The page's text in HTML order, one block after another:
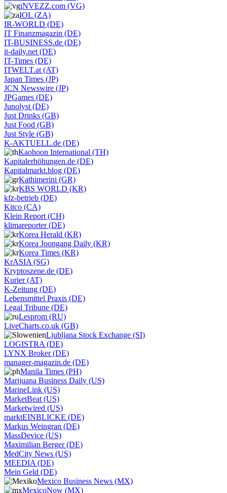
iNVEZZ.com (VG)
IOL (ZA)
IR-WORLD (DE)
IT Finanzmagazin (DE)
IT-BUSINESS.de (DE)
it-daily.net (DE)
IT-Times (DE)
ITWELT.at (AT)
Japan Times (JP)
JCN Newswire (JP)
JPGames (DE)
Junolyst (DE)
Just Drinks (GB)
Just Food (GB)
Just Style (GB)
K-AKTUELL.de (DE)
Kaohoon International (TH)
Kapitalerhöhungen.de (DE)
Kapitalmarkt.blog (DE)
Kathimerini (GR)
KBS WORLD (KR)
kfz-betrieb (DE)
Kitco (CA)
Klein Report (CH)
klimareporter (DE)
Korea Herald (KR)
Korea Joongang Daily (KR)
Korea Times (KR)
KrASIA (SG)
Kryptoszene.de (DE)
Kurier (AT)
K-Zeitung (DE)
Lebensmittel Praxis (DE)
Legal Tribune (DE)
Lesprom (RU)
LiveCharts.co.uk (GB)
Ljubljana Stock Exchange (SI)
LOGISTRA (DE)
LYNX Broker (DE)
manager-magazin.de (DE)
Manila Times (PH)
Marijuana Business Daily (US)
MarineLink (US)
MarketBeat (US)
Marketwired (US)
marktEINBLICKE (DE)
Markus Weingran (DE)
MassDevice (US)
Maximilian Berger (DE)
MedCity News (US)
MEEDIA (DE)
Mein Geld (DE)
Mexico Business News (MX)
MexicoNow (MX)